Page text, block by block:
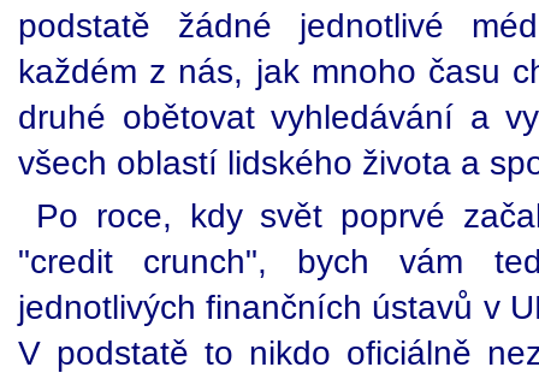
podstatě žádné jednotlivé
každém z nás, jak mnoho času
druhé obětovat vyhledávání a
všech oblastí lidského života a
Po roce, kdy svět poprvé
"credit crunch", bych vám
jednotlivých finančních ústavů v
V podstatě to nikdo oficiálně